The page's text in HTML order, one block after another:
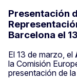
Presentación
Barcelona el
El 13 de marzo, el
la Comisión
presentación de